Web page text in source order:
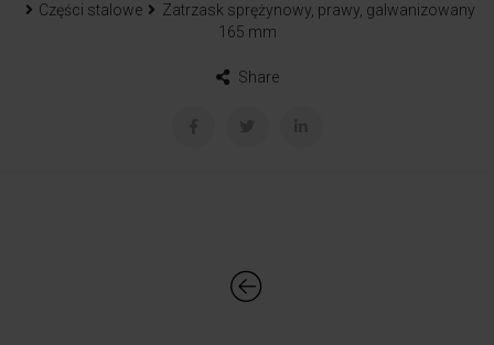
Części stalowe
Zatrzask sprężynowy, prawy, galwanizowany
165 mm
Share